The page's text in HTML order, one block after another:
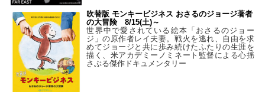
吹替版 モンキービジネス おさるのジョージ著者
の大冒険 8/15(土)～
世界中で愛されている絵本「おさるのジョー
ジ」の原作者レイ夫妻。戦火を逃れ、自由を求
めてジョージと共に歩み続けたふたりの生涯を
描く、米アカデミーノミネート監督による心揺
さぶる傑作ドキュメンタリー